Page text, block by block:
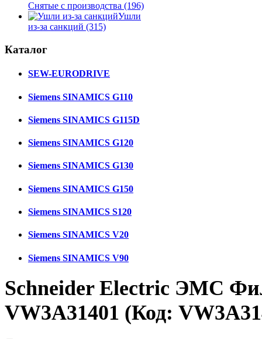
Снятые с производства (196)
Ушли
из-за санкций (315)
Каталог
SEW-EURODRIVE
Siemens SINAMICS G110
Siemens SINAMICS G115D
Siemens SINAMICS G120
Siemens SINAMICS G130
Siemens SINAMICS G150
Siemens SINAMICS S120
Siemens SINAMICS V20
Siemens SINAMICS V90
Schneider Electric ЭМС
VW3A31401 (Код: